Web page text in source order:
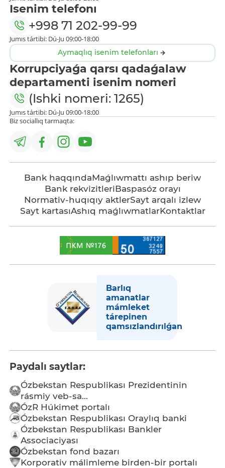
Isenim telefonı
+998 71 202-99-99
Jumıs tártibi: Dú-Ju 09:00-18:00
Aymaqlıq isenim telefonları
Korrupciyaǵa qarsı qadaǵalaw
departamenti isenim nomeri
(Ishki nomeri: 1265)
Jumıs tártibi: Dú-Ju 09:00-18:00
Biz sociallıq tarmaqta:
Bank haqqındaMaǵlıwmattı ashıp beriw
Bank rekvizitleriBaspasóz orayı
Normativ-huqıqıy aktlerSayt arqalı izlew
Sayt kartasıAshıq maǵlıwmatlarKontaktlar
Barlıq
amanatlar
mámleket
tárepinen
qamsızlandırılǵan
Paydalı saytlar:
Ózbekstan Respublikası Prezidentinin
rásmiy veb-sa...
ÓzR Húkimet portalı
Ózbekstan Respublikası Oraylıq banki
Ózbekstan Respublikası Bankler
Associaciyası
Ózbekstan fond bazarı
Korporativ málimleme birden-bir portalı